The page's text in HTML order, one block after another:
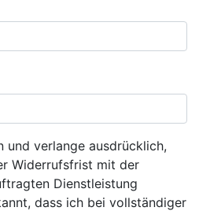
und verlange ausdrücklich,
Widerrufsfrist mit der
Dienstleistung
dass ich bei vollständiger